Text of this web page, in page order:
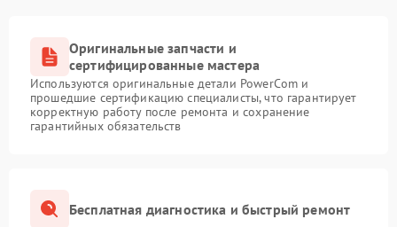
Оригинальные запчасти и
сертифицированные мастера
Используются оригинальные детали PowerCom и
прошедшие сертификацию специалисты, что гарантирует
корректную работу после ремонта и сохранение
гарантийных обязательств
Бесплатная диагностика и быстрый ремонт